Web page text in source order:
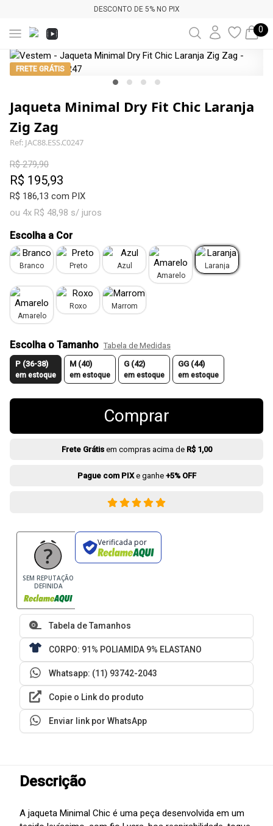
DESCONTO DE 5% NO PIX
0
FRETE GRÁTIS
Jaqueta Minimal Dry Fit Chic Laranja
Zig Zag
Ref: JAC88.ESS.C0247
R$ 279,90
R$ 195,93
R$ 186,13 com PIX
ou 4x R$ 48,98 s/ juros
Escolha a Cor
Branco Preto
Azul
Amarelo
Laranja
Amarelo
Roxo Marrom
Escolha o Tamanho Tabela de Medidas
P (36-38)
em estoque
M (40)
em estoque
G (42)
em estoque
GG (44)
em estoque
Comprar
Frete Grátisem compras acima de R$ 1,00
Pague com PIXe ganhe +5% OFF
SEM REPUTAÇÃO
DEFINIDA
Verificada por
Tabela de Tamanhos
CORPO: 91% POLIAMIDA 9% ELASTANO
Whatsapp: (11) 93742-2043
Copie o Link do produto
Enviar link por WhatsApp
Descrição
A jaqueta Minimal Chic é uma peça desenvolvida em um